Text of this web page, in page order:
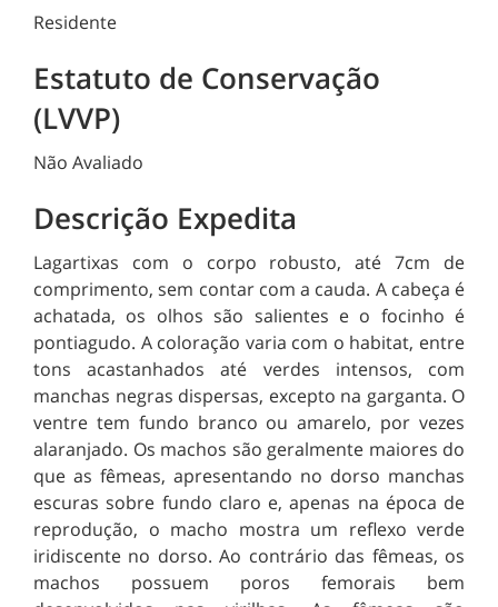
Residente
Estatuto de Conservação
(LVVP)
Não Avaliado
Descrição Expedita
Lagartixas com o corpo robusto, até 7cm de
comprimento, sem contar com a cauda. A cabeça é
achatada, os olhos são salientes e o focinho é
pontiagudo. A coloração varia com o habitat, entre
tons acastanhados até verdes intensos, com
manchas negras dispersas, excepto na garganta. O
ventre tem fundo branco ou amarelo, por vezes
alaranjado. Os machos são geralmente maiores do
que as fêmeas, apresentando no dorso manchas
escuras sobre fundo claro e, apenas na época de
reprodução, o macho mostra um reflexo verde
iridiscente no dorso. Ao contrário das fêmeas, os
machos possuem poros femorais bem